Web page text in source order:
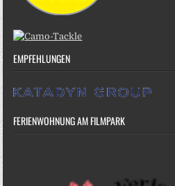
EMPFEHLUNGEN
FERIENWOHNUNG AM FILMPARK